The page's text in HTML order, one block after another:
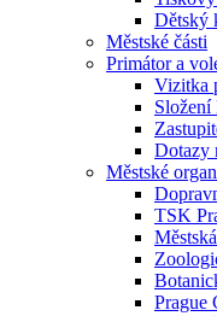
Dětský
Městské části
Primátor a
Vizitka
Dotazy
Městské
TSK
Prague